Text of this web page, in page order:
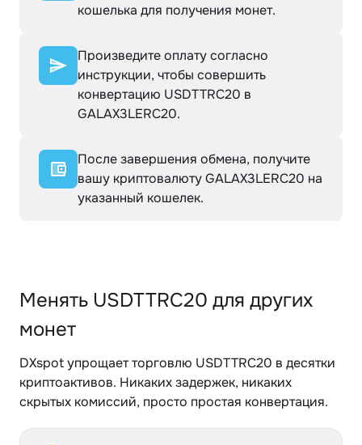
кошелька для получения монет.
Произведите оплату согласно
инструкции, чтобы совершить
конвертацию USDTTRC20 в
GALAX3LERC20.
После завершения обмена, получите
вашу криптовалюту GALAX3LERC20 на
указанный кошелек.
Менять USDTTRC20 для других
монет
DXspot упрощает торговлю USDTTRC20 в десятки
криптоактивов. Никаких задержек, никаких
скрытых комиссий, просто простая конвертация.